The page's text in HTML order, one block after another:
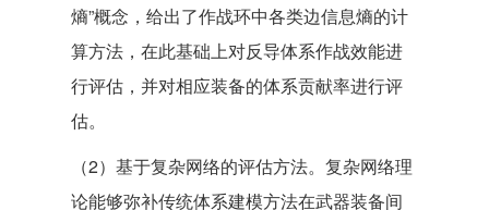
熵”概念，给出了作战环中各类边信息熵的计
算方法，在此基础上对反导体系作战效能进
行评估，并对相应装备的体系贡献率进行评
估。
（2）基于复杂网络的评估方法。复杂网络理
论能够弥补传统体系建模方法在武器装备间